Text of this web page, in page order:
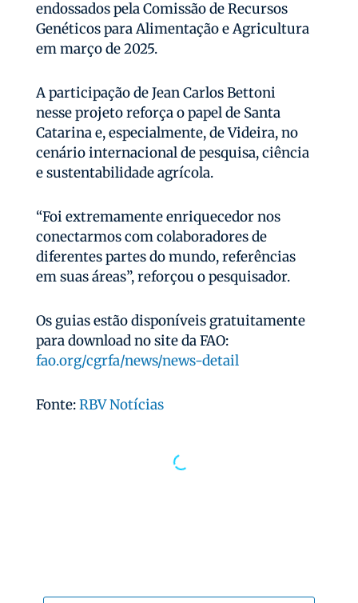
endossados pela Comissão de Recursos
Genéticos para Alimentação e Agricultura
em março de 2025.
A participação de Jean Carlos Bettoni
nesse projeto reforça o papel de Santa
Catarina e, especialmente, de Videira, no
cenário internacional de pesquisa, ciência
e sustentabilidade agrícola.
“Foi extremamente enriquecedor nos
conectarmos com colaboradores de
diferentes partes do mundo, referências
em suas áreas”, reforçou o pesquisador.
Os guias estão disponíveis gratuitamente
para download no site da FAO:
fao.org/cgrfa/news/news-detail
Fonte:RBV Notícias